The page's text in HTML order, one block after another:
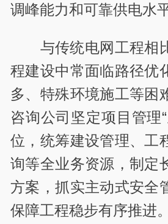
调峰能力和可靠供电水平
与传统电网工程相
程建设中常面临路径优
多、特殊环境施工等困
咨询公司坚定项目管理
位，统筹建设管理、工
询等全业务资源，制定
方案，抓实主动式安全
保障工程稳步有序推进。